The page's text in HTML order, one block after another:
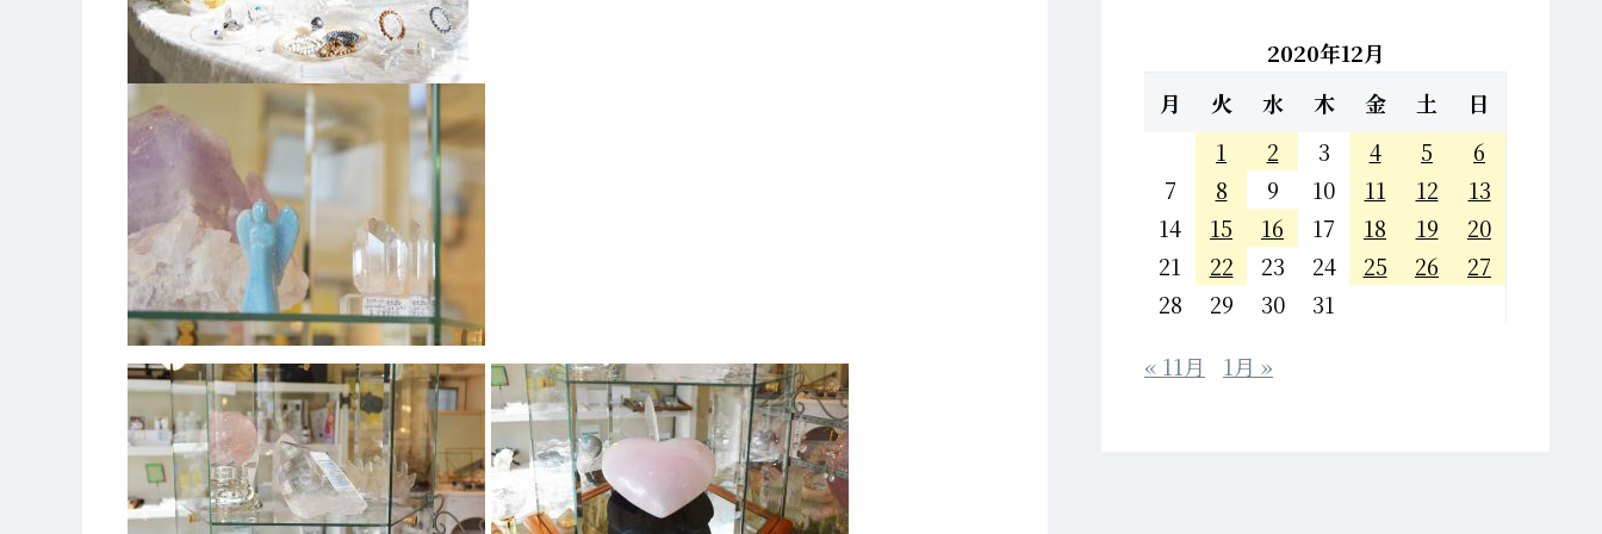
2020年12月
月
火 水 木 金 土
日
1
2 3 4 5
6
7
8 9 10 11 12
13
14
15 16 17 18 19
20
21
22 23 24 25 26
27
28
29 30
31
« 11月
1月 »